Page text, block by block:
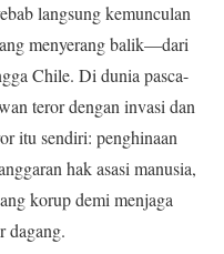
langsung kemunculan
menyerang balik—dari
Chile. Di dunia pasca-
teror dengan invasi dan
itu sendiri: penghinaan
hak asasi manusia,
korup demi menjaga
dagang.